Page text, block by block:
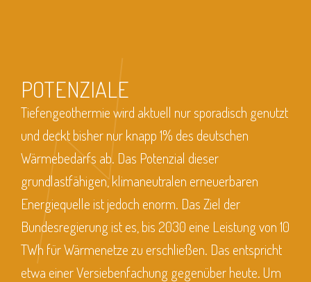
POTENZIALE
Tiefengeothermie wird aktuell nur sporadisch genutzt
und deckt bisher nur knapp 1% des deutschen
Wärmebedarfs ab. Das Potenzial dieser
grundlastfähigen, klimaneutralen erneuerbaren
Energiequelle ist jedoch enorm. Das Ziel der
Bundesregierung ist es, bis 2030 eine Leistung von 10
TWh für Wärmenetze zu erschließen. Das entspricht
etwa einer Versiebenfachung gegenüber heute. Um